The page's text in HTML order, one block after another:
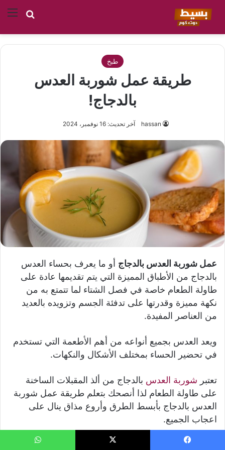
بحث
طبخ
طريقة عمل شوربة العدس
بالدجاج!
hassan آخر تحديث: 16 نوفمبر، 2024
عمل شوربة العدس بالدجاج أو ما يعرف بحساء العدس
بالدجاج من الأطباق المميزة التي يتم تقديمها عادة على
طاولة الطعام خاصة في فصل الشتاء لما تتمتع به من
نكهة مميزة وقدرتها على تدفئة الجسم وتزويده بالعديد
من العناصر المفيدة.
ويعد العدس بجميع أنواعه من أهم الأطعمة التي تستخدم
في تحضير الحساء بمختلف الأشكال والنكهات.
تعتبر شوربة العدس بالدجاج من ألذ المقبلات الساخنة
على طاولة الطعام لذا أنصحك بتعلم طريقة عمل شوربة
العدس بالدجاج بأبسط الطرق وأروع مذاق ينال على
اعجاب الجميع.